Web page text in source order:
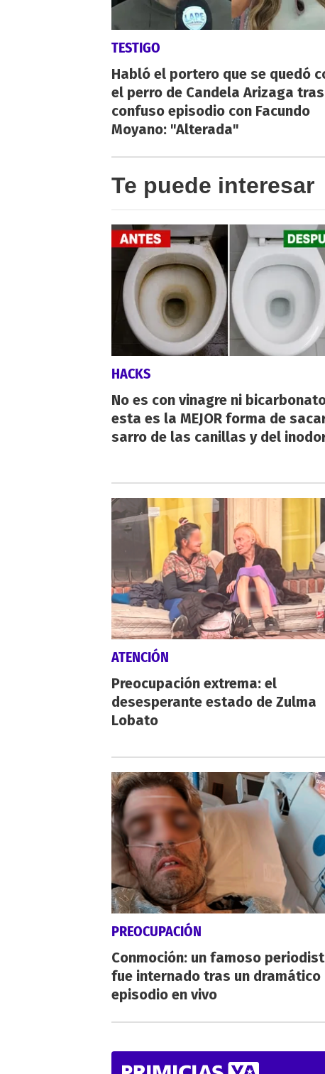
TESTIGO
Habló el portero que se quedó
el perro de Candela Arizaga
confuso episodio con Facundo
Moyano: "Alterada"
Te puede interesar
HACKS
No es con vinagre ni
esta es la MEJOR forma de
sarro de las canillas y del
ATENCIÓN
Preocupación extrema: el
desesperante estado de Zulma
Lobato
PREOCUPACIÓN
Conmoción: un famoso
fue internado tras un dramático
episodio en vivo